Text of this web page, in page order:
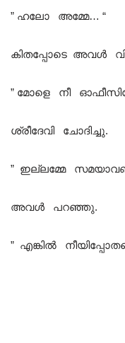
” ഹലോ അമ്മേ… “
കിതപ്പോടെ അവൾ
” മോളെ നീ
ശ്രീദേവി ചോദിച്ചു.
” ഇല്ലമ്മേ
അവൾ പറഞ്ഞു.
” എങ്കിൽ